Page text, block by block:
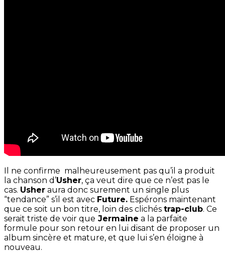
Il ne confirme malheureusement pas qu’il a produit
la chanson d’Usher, ça veut dire que ce n’est pas le
cas. Usher aura donc surement un single plus
“tendance” s’il est avec Future. Espérons maintenant
que ce soit un bon titre, loin des clichés trap-club. Ce
serait triste de voir que Jermaine a la parfaite
formule pour son retour en lui disant de proposer un
album sincère et mature, et que lui s’en éloigne à
nouveau.